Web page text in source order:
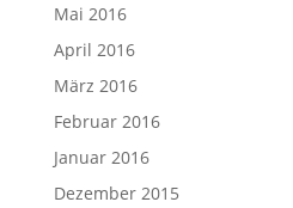
Mai 2016
April 2016
März 2016
Februar 2016
Januar 2016
Dezember 2015